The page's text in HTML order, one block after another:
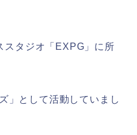
スタジオ「EXPG」に所
」として活動していまし